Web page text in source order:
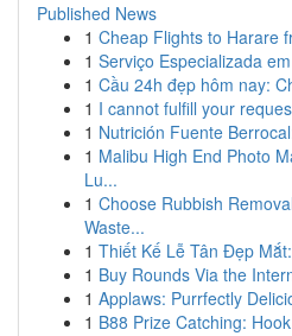
Published News
1 Cheap Flights to Harare
1 Serviço Especializada
1 Cầu 24h đẹp hôm nay:
1 I cannot fulfill your
1 Nutrición Fuente
1 Malibu High End Photo
Lu...
1 Choose Rubbish
Waste...
1 Thiết Kế Lễ Tân Đẹp
1 Buy Rounds Via the
1 Applaws: Purrfectly
1 B88 Prize Catching: